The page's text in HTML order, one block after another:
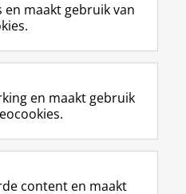
F
a
e
b
o
p
L
i
k
e
I
-
R
S
-
f
e
R
I
n
t
r
m
Y
o
T
e
k
maakt gebruik van
en maakt gebruik
content en maakt